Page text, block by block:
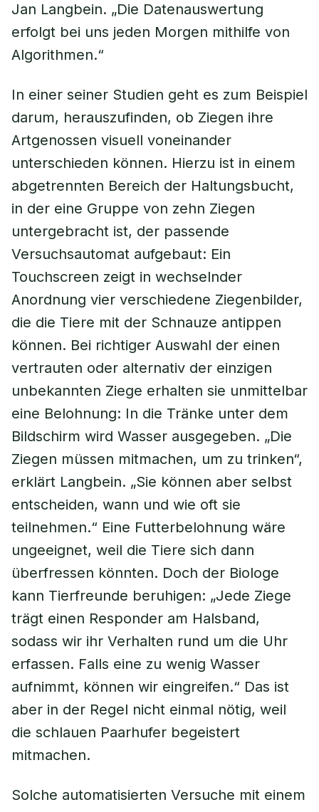
Jan Langbein. „Die Datenauswertung
erfolgt bei uns jeden Morgen mithilfe von
Algorithmen.“
In einer seiner Studien geht es zum Beispiel
darum, herauszufinden, ob Ziegen ihre
Artgenossen visuell voneinander
unterschieden können. Hierzu ist in einem
abgetrennten Bereich der Haltungsbucht,
in der eine Gruppe von zehn Ziegen
untergebracht ist, der passende
Versuchsautomat aufgebaut: Ein
Touchscreen zeigt in wechselnder
Anordnung vier verschiedene Ziegenbilder,
die die Tiere mit der Schnauze antippen
können. Bei richtiger Auswahl der einen
vertrauten oder alternativ der einzigen
unbekannten Ziege erhalten sie unmittelbar
eine Belohnung: In die Tränke unter dem
Bildschirm wird Wasser ausgegeben. „Die
Ziegen müssen mitmachen, um zu trinken“,
erklärt Langbein. „Sie können aber selbst
entscheiden, wann und wie oft sie
teilnehmen.“ Eine Futterbelohnung wäre
ungeeignet, weil die Tiere sich dann
überfressen könnten. Doch der Biologe
kann Tierfreunde beruhigen: „Jede Ziege
trägt einen Responder am Halsband,
sodass wir ihr Verhalten rund um die Uhr
erfassen. Falls eine zu wenig Wasser
aufnimmt, können wir eingreifen.“ Das ist
aber in der Regel nicht einmal nötig, weil
die schlauen Paarhufer begeistert
mitmachen.
Solche automatisierten Versuche mit einem